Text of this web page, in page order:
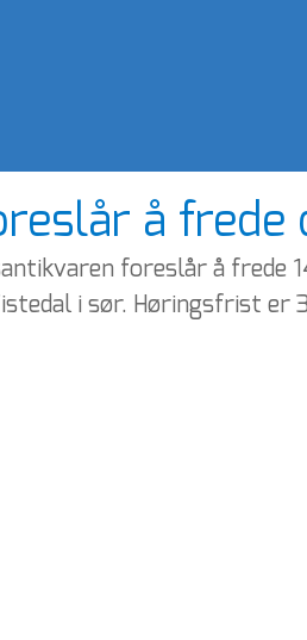
å frede
foreslår å frede
i sør. Høringsfrist er